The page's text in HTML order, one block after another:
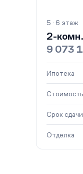
5 · 6 этаж
2-
9 073
Ипотека
Срок сдачи
Отделка